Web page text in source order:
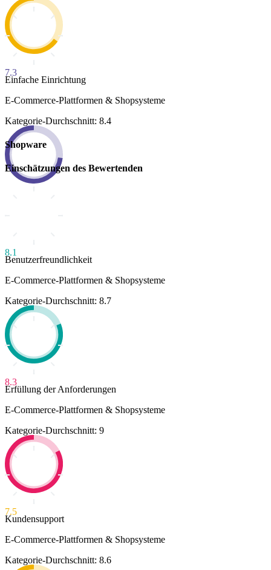
7.3
Einfache Einrichtung
E-Commerce-Plattformen & Shopsysteme
Kategorie-Durchschnitt: 8.4
Shopware
Einschätzungen des Bewertenden
8.1
Benutzerfreundlichkeit
E-Commerce-Plattformen & Shopsysteme
Kategorie-Durchschnitt: 8.7
8.3
Erfüllung der Anforderungen
E-Commerce-Plattformen & Shopsysteme
Kategorie-Durchschnitt: 9
7.5
Kundensupport
E-Commerce-Plattformen & Shopsysteme
Kategorie-Durchschnitt: 8.6